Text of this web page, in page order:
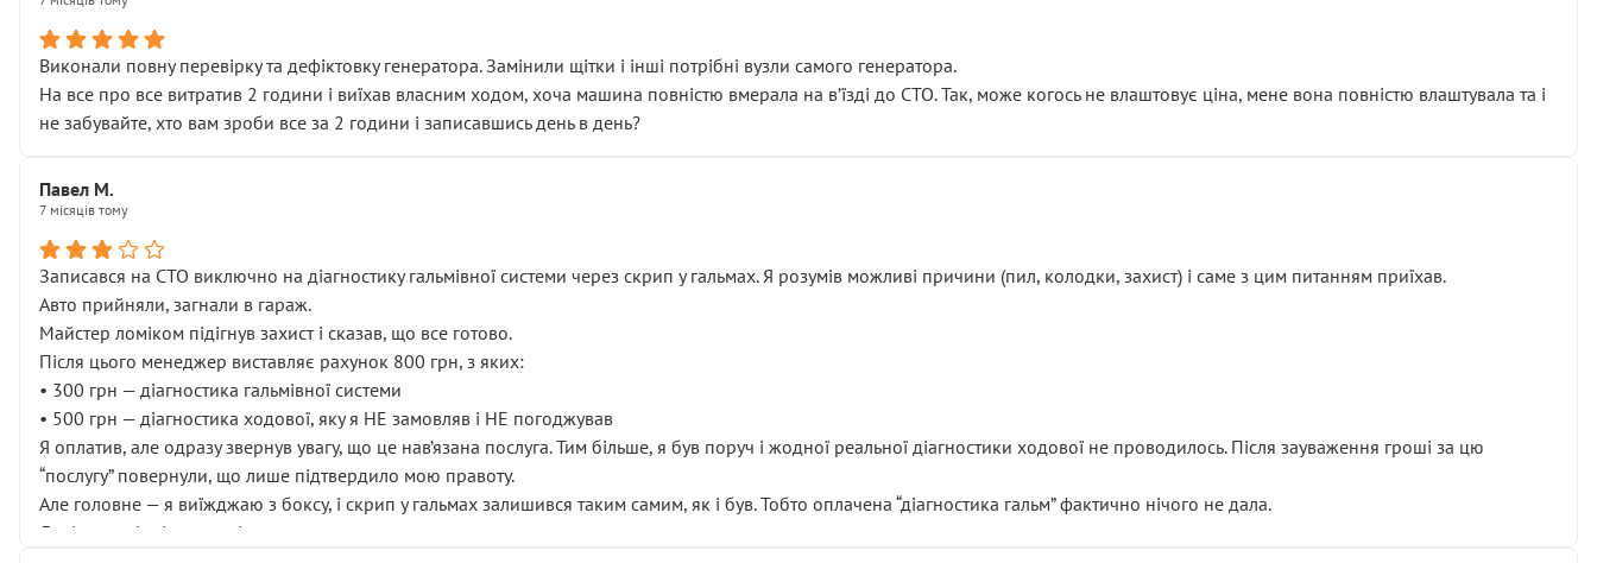
Виконали повну перевірку та дефіктовку генератора. Замінили щітки і інші потрібні вузли самого генератора.
На все про все витратив 2 години і виїхав власним ходом, хоча машина повністю вмерала на вʼїзді до СТО. Так, може когось не влаштовує ціна, мене вона повністю влаштувала та і
не забувайте, хто вам зроби все за 2 години і записавшись день в день?
Павел М.
7 місяців тому
Записався на СТО виключно на діагностику гальмівної системи через скрип у гальмах. Я розумів можливі причини (пил, колодки, захист) і саме з цим питанням приїхав.
Авто прийняли, загнали в гараж.
Майстер ломіком підігнув захист і сказав, що все готово.
Після цього менеджер виставляє рахунок 800 грн, з яких:
• 300 грн — діагностика гальмівної системи
• 500 грн — діагностика ходової, яку я НЕ замовляв і НЕ погоджував
Я оплатив, але одразу звернув увагу, що це нав’язана послуга. Тим більше, я був поруч і жодної реальної діагностики ходової не проводилось. Після зауваження гроші за цю
“послугу” повернули, що лише підтвердило мою правоту.
Але головне — я виїжджаю з боксу, і скрип у гальмах залишився таким самим, як і був. Тобто оплачена “діагностика гальм” фактично нічого не дала.
Далі ситуація тільки погіршилась: